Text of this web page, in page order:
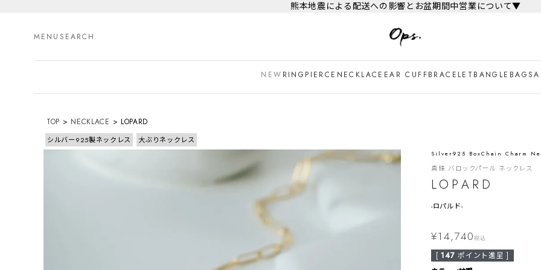
熊本地震による配送への影響とお盆期間中営業について▼
MENU SEARCH
NEW RING PIERCE NECKLACE EAR CUFFBRACELET BANGLE BAG
TOP NECKLACE LOPARD
シルバー925製ネックレス 大ぶりネックレス
Silver925 BoxChain Charm
真珠 バロックパール ネックレス
LOPARD
-ロパルド-
¥14,740税込
[ 147 ポイント進呈 ]